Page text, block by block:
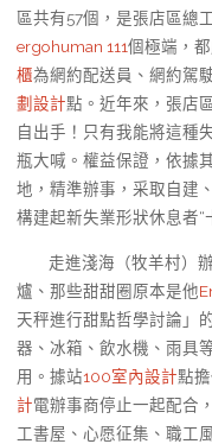
區共有57個，是張店區總
ergohuman 111個極端，
櫃為網約配送員、網約駕
劃設計點。近年來，張店
自出手！只有我能將這種
瓶大喊。權益保證，依據
地，精準辦事，采取自建
構建起新失業形狀休息者“
走進淺海（牧羊村）
爐、那些甜甜圈原本是他
天秤進行甜點哲學討論」
器、冰箱、飲水機、雨具
用。據站100室內設計點
計電辦事商停止一起配合
工書屋、心愿征集、職工